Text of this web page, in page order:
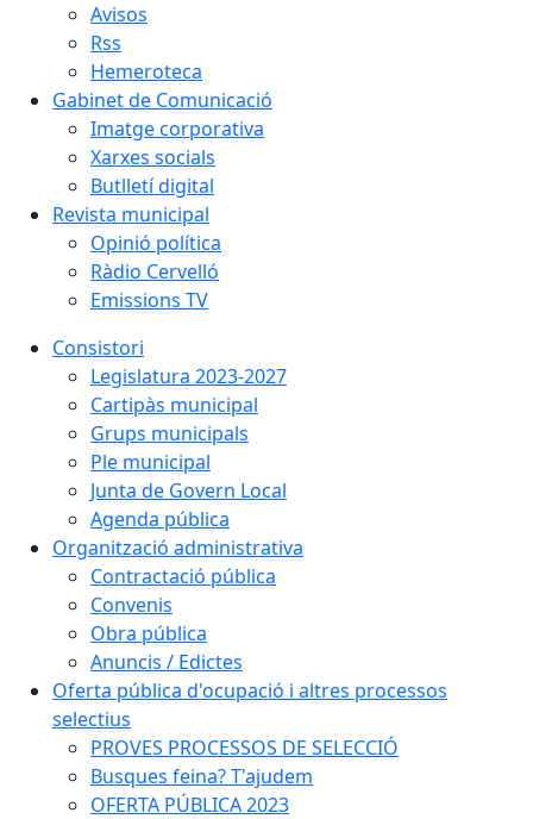
Avisos
Rss
Hemeroteca
Gabinet de Comunicació
Imatge corporativa
Xarxes socials
Butlletí digital
Revista municipal
Opinió política
Ràdio Cervelló
Emissions TV
Consistori
Legislatura 2023-2027
Cartipàs municipal
Grups municipals
Ple municipal
Junta de Govern Local
Agenda pública
Organització administrativa
Contractació pública
Convenis
Obra pública
Anuncis / Edictes
Oferta pública d'ocupació i altres processos
selectius
PROVES PROCESSOS DE SELECCIÓ
Busques feina? T'ajudem
OFERTA PÚBLICA 2023